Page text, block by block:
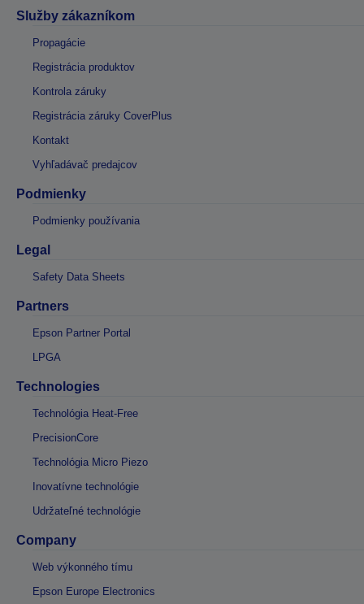
Služby zákazníkom
Propagácie
Registrácia produktov
Kontrola záruky
Registrácia záruky CoverPlus
Kontakt
Vyhľadávač predajcov
Podmienky
Podmienky používania
Legal
Safety Data Sheets
Partners
Epson Partner Portal
LPGA
Technologies
Technológia Heat-Free
PrecisionCore
Technológia Micro Piezo
Inovatívne technológie
Udržateľné technológie
Company
Web výkonného tímu
Epson Europe Electronics